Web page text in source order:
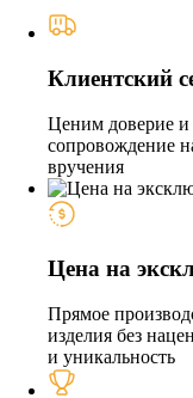
Клиентский
Ценим доверие и
сопровождение
вручения
Цена на
Прямое
изделия без
и уникальность